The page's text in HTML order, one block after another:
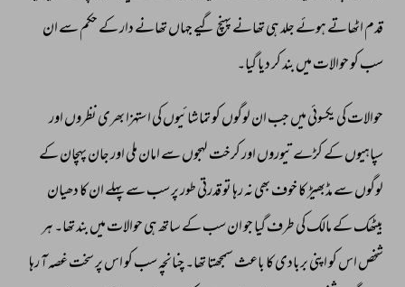
قدم اٹھاتے ہوئے جلد ہی تھانے پہنچ گیے جہاں تھانے دار کے حکم سے ان
سب کو حوالات میں بند کر دیا گیا۔
حوالات کی یکسوئی میں جب ان لوگوں کو تماشائیوں کی استہزا بھری نظروں اور
سپاہیوں کے کڑے تیوروں اور کرخت لہجوں سے امان ملی اور جان پہچان کے
لوگوں سے مڈبھیڑ کا خوف بھی نہ رہا تو قدرتی طور پر سب سے پہلے ان کا دھیان
بیٹھک کے مالک کی طرف گیا جو ان سب کے ساتھ ہی حوالات میں بند تھا۔ ہر
شخص اس کو اپنی بربادی کا باعث سمجھتا تھا۔ چنانچہ سب کو اس پر سخت غصہ آ رہا